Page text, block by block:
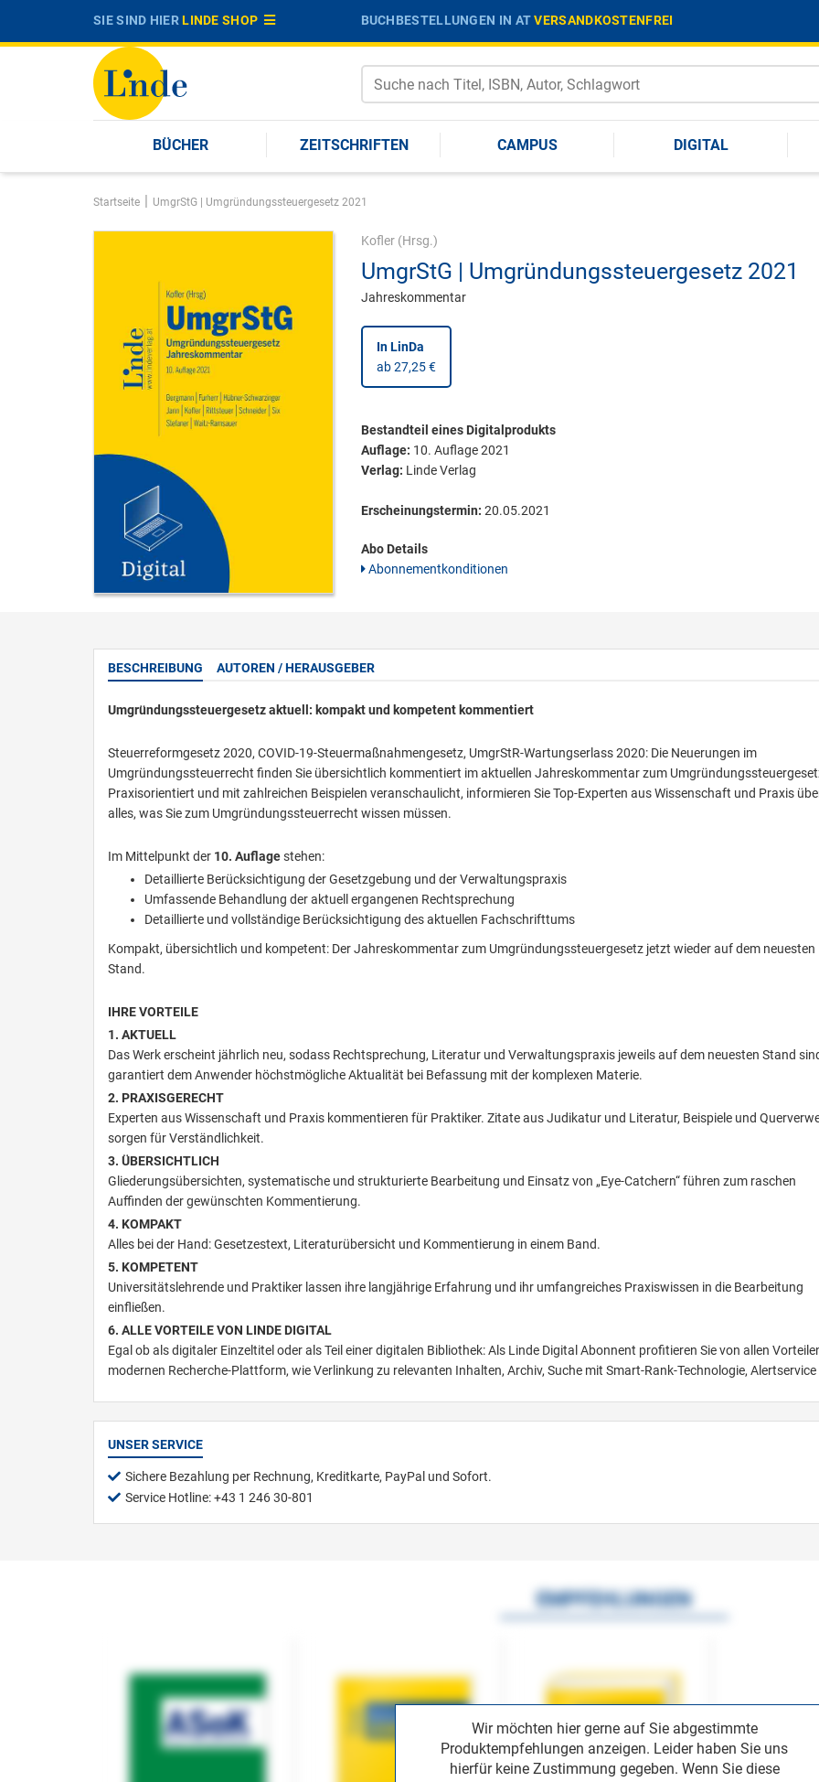
SIE SIND HIERLINDE SHOP BUCHBESTELLUNGEN IN ATVERSANDKOSTENFREI
BÜCHER ZEITSCHRIFTEN CAMPUS DIGITAL
Startseite | UmgrStG | Umgründungssteuergesetz 2021
Kofler(Hrsg.)
UmgrStG | Umgründungssteuergesetz 2021
Jahreskommentar
In LinDa
ab 27,25 €
Bestandteil eines Digitalprodukts
Auflage: 10. Auflage 2021
Verlag: Linde Verlag
Erscheinungstermin: 20.05.2021
Abo Details
Abonnementkonditionen
BESCHREIBUNG AUTOREN / HERAUSGEBER
Umgründungssteuergesetz aktuell: kompakt und kompetent kommentiert
Steuerreformgesetz 2020, COVID-19-Steuermaßnahmengesetz, UmgrStR-Wartungserlass 2020: Die Neuerungen im
Umgründungssteuerrecht finden Sie übersichtlich kommentiert im aktuellen Jahreskommentar zum
Praxisorientiert und mit zahlreichen Beispielen veranschaulicht, informieren Sie Top-Experten aus Wissenschaft und Praxis
alles, was Sie zum Umgründungssteuerrecht wissen müssen.
Im Mittelpunkt der 10. Auflagestehen:
Detaillierte Berücksichtigung der Gesetzgebung und der Verwaltungspraxis
Umfassende Behandlung der aktuell ergangenen Rechtsprechung
Detaillierte und vollständige Berücksichtigung des aktuellen Fachschrifttums
Kompakt, übersichtlich und kompetent: Der Jahreskommentar zum Umgründungssteuergesetz jetzt wieder auf dem neuesten
Stand.
IHRE VORTEILE
1. AKTUELL
Das Werk erscheint jährlich neu, sodass Rechtsprechung, Literatur und Verwaltungspraxis jeweils auf dem neuesten Stand
garantiert dem Anwender höchstmögliche Aktualität bei Befassung mit der komplexen Materie.
2. PRAXISGERECHT
Experten aus Wissenschaft und Praxis kommentieren für Praktiker. Zitate aus Judikatur und Literatur, Beispiele und
sorgen für Verständlichkeit.
3. ÜBERSICHTLICH
Gliederungsübersichten, systematische und strukturierte Bearbeitung und Einsatz von „Eye-Catchern“ führen zum raschen
Auffinden der gewünschten Kommentierung.
4. KOMPAKT
Alles bei der Hand: Gesetzestext, Literaturübersicht und Kommentierung in einem Band.
5. KOMPETENT
Universitätslehrende und Praktiker lassen ihre langjährige Erfahrung und ihr umfangreiches Praxiswissen in die Bearbeitung
einfließen.
6. ALLE VORTEILE VON LINDE DIGITAL
Egal ob als digitaler Einzeltitel oder als Teil einer digitalen Bibliothek: Als Linde Digital Abonnent profitieren Sie von allen
modernen Recherche-Plattform, wie Verlinkung zu relevanten Inhalten, Archiv, Suche mit Smart-Rank-Technologie, Alertservice
UNSER SERVICE
Sichere Bezahlung per Rechnung, Kreditkarte, PayPal und Sofort.
Service Hotline: +43 1 246 30-801
Wir möchten hier gerne auf Sie abgestimmte
Produktempfehlungen anzeigen. Leider haben Sie uns
hierfür keine Zustimmung gegeben. Wenn Sie diese
EMPFEHLUNGEN